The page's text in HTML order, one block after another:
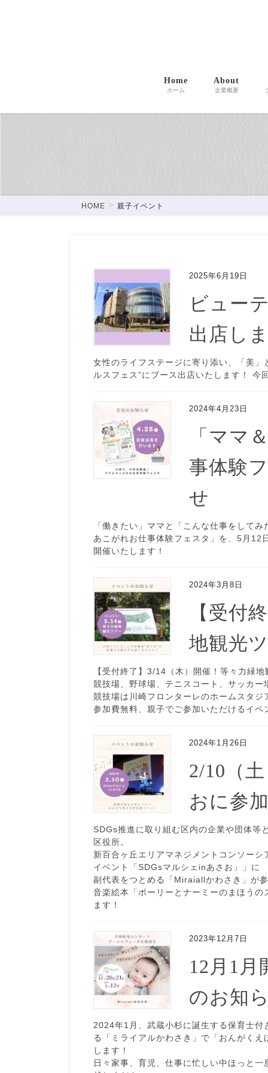
Home
ホーム
About
企業概要
HOME 親子イベント
2025年6月19日
ビュー
出店し
女性のライフステージに寄り添い、「美
ルスフェス”にブース出店いたします！
2024年4月23日
「ママ
事体験
せ
「働きたい」ママと「こんな仕事をして
あこがれお仕事体験フェスタ」を、5月12
開催いたします！
2024年3月8日
【受付
地観光
【受付終了】3/14（木）開催！等々力緑
競技場、野球場、テニスコート、サッカ
競技場は川崎フロンターレのホームスタジ
参加費無料、親子でご参加いただけるイベ
2024年1月26日
2/10（
おに参
SDGs推進に取り組む区内の企業や団体等
区役所。
新百合ヶ丘エリアマネジメントコンソー
イベント「SDGsマルシェinあさお」」に
副代表をつとめる「Miraiallかわさき」が参
音楽絵本「ポーリーとナーミーのまほう
ます！
2023年12月7日
12月1月
のお知
2024年1月、武蔵小杉に誕生する保育士付
る「ミライアルかわさき」で「おんがく
します！
日々家事、育児、仕事に忙しい中ほっと